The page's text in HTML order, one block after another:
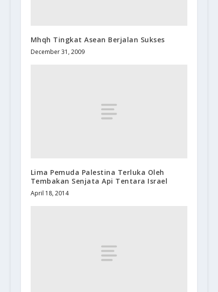
Mhqh Tingkat Asean Berjalan Sukses
December 31, 2009
Lima Pemuda Palestina Terluka Oleh
Tembakan Senjata Api Tentara Israel
April 18, 2014